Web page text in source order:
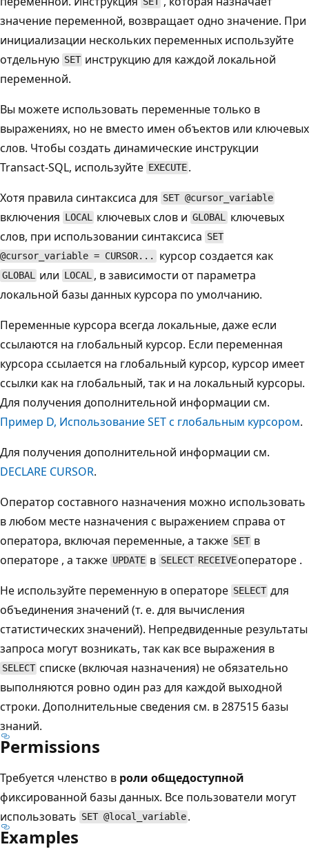
значение переменной, возвращает одно значение. При
инициализации нескольких переменных используйте
отдельную SET инструкцию для каждой локальной
переменной.
Вы можете использовать переменные только в
выражениях, но не вместо имен объектов или ключевых
слов. Чтобы создать динамические инструкции
Transact-SQL, используйте EXECUTE .
Хотя правила синтаксиса для SET @cursor_variable
включения LOCAL ключевых слов и GLOBAL ключевых
слов, при использовании синтаксиса SET
@cursor_variable = CURSOR...
курсор создается как
GLOBAL или LOCAL, в зависимости от параметра
локальной базы данных курсора по умолчанию.
Переменные курсора всегда локальные, даже если
ссылаются на глобальный курсор. Если переменная
курсора ссылается на глобальный курсор, курсор имеет
ссылки как на глобальный, так и на локальный курсоры.
Для получения дополнительной информации см.
Пример D, Использование SET с глобальным курсором.
Для получения дополнительной информации см.
DECLARE CURSOR.
Оператор составного назначения можно использовать
в любом месте назначения с выражением справа от
оператора, включая переменные, а также SET в
операторе , а также UPDATE в SELECT RECEIVEоператоре .
Не используйте переменную в операторе SELECT для
объединения значений (т. е. для вычисления
статистических значений). Непредвиденные результаты
запроса могут возникать, так как все выражения в
SELECT списке (включая назначения) не обязательно
выполняются ровно один раз для каждой выходной
строки. Дополнительные сведения см. в 287515 базы
знаний.
Permissions
Требуется членство в роли общедоступной
фиксированной базы данных. Все пользователи могут
использовать SET @local_variable .
Examples